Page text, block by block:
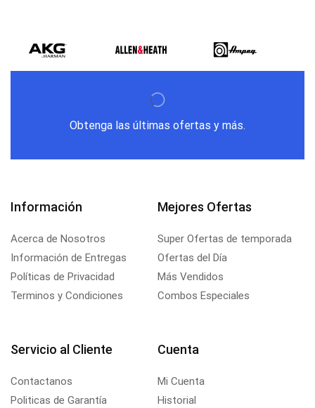
Obtenga las últimas ofertas y más.
Información
Acerca de Nosotros
Información de Entregas
Políticas de Privacidad
Terminos y Condiciones
Mejores Ofertas
Super Ofertas de temporada
Ofertas del Día
Más Vendidos
Combos Especiales
Servicio al Cliente
Contactanos
Politicas de Garantía
Cuenta
Mi Cuenta
Historial